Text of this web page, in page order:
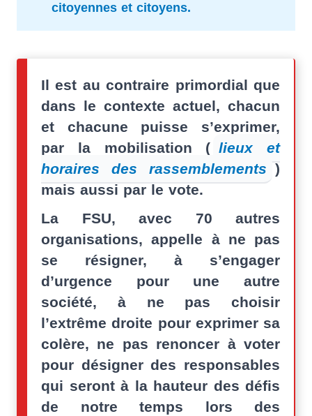
citoyennes et citoyens.
Il est au contraire primordial que
dans le contexte actuel, chacun
et chacune puisse s’exprimer,
par la mobilisation ( lieux et
horaires des rassemblements )
mais aussi par le vote.
La FSU, avec 70 autres
organisations, appelle à ne pas
se résigner, à s’engager
d’urgence pour une autre
société, à ne pas choisir
l’extrême droite pour exprimer sa
colère, ne pas renoncer à voter
pour désigner des responsables
qui seront à la hauteur des défis
de notre temps lors des